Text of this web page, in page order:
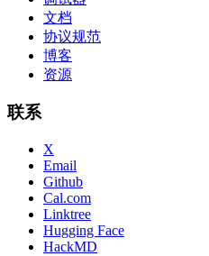
文档
协议规范
博客
资源
联系
X
Email
Github
Cal.com
Linktree
Hugging Face
HackMD